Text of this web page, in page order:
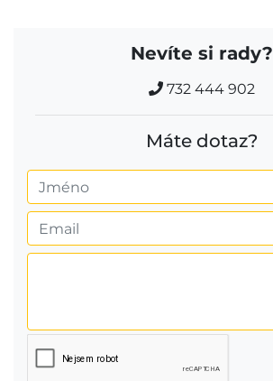
Nevíte si rady?
732 444 902
Máte dotaz?